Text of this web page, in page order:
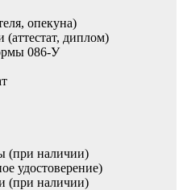
опекуна)
(аттестат, диплом)
086-У
(при наличии)
удостоверение)
(при наличии)